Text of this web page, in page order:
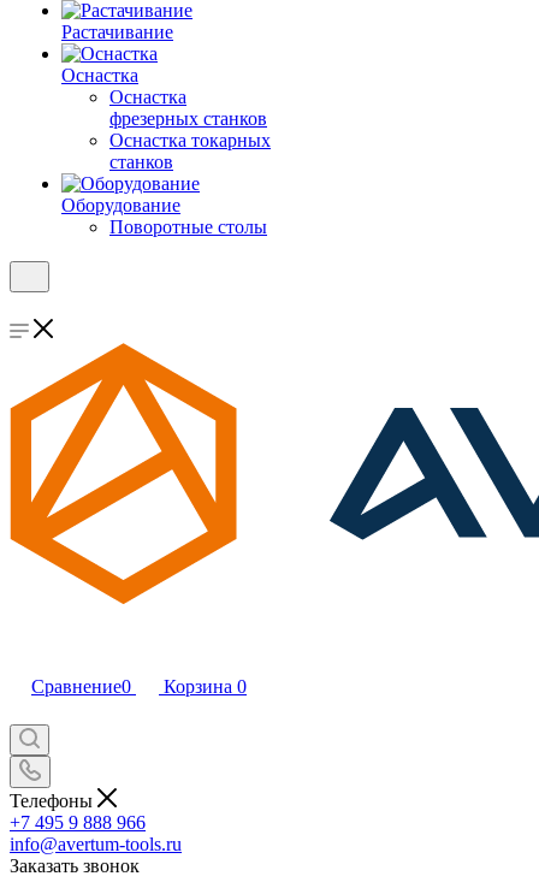
Растачивание
Оснастка
Оснастка
фрезерных станков
Оснастка токарных
станков
Оборудование
Поворотные столы
Сравнение0 Корзина 0
Телефоны
+7 495 9 888 966
info@avertum-tools.ru
Заказать звонок